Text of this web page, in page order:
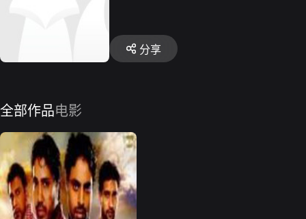
分享
全部作品电影